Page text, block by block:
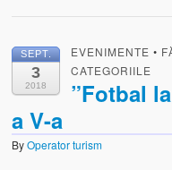
SEPT.
3
2018
EVENIMENTE •
CATEGORIILE
”Fotbal
a V-a
ByOperator turism